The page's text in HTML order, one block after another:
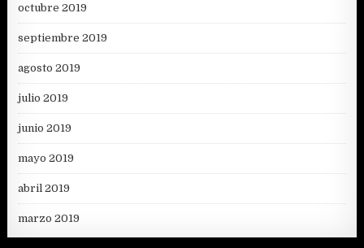
octubre 2019
septiembre 2019
agosto 2019
julio 2019
junio 2019
mayo 2019
abril 2019
marzo 2019